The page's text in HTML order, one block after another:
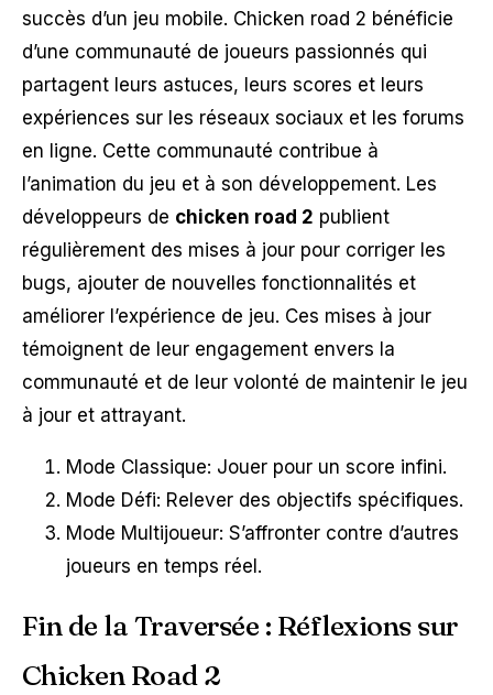
succès d’un jeu mobile. Chicken road 2 bénéficie
d’une communauté de joueurs passionnés qui
partagent leurs astuces, leurs scores et leurs
expériences sur les réseaux sociaux et les forums
en ligne. Cette communauté contribue à
l’animation du jeu et à son développement. Les
développeurs de chicken road 2 publient
régulièrement des mises à jour pour corriger les
bugs, ajouter de nouvelles fonctionnalités et
améliorer l’expérience de jeu. Ces mises à jour
témoignent de leur engagement envers la
communauté et de leur volonté de maintenir le jeu
à jour et attrayant.
Mode Classique: Jouer pour un score infini.
Mode Défi: Relever des objectifs spécifiques.
Mode Multijoueur: S’affronter contre d’autres
joueurs en temps réel.
Fin de la Traversée : Réflexions sur
Chicken Road 2